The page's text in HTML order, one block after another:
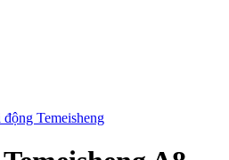
Temeisheng